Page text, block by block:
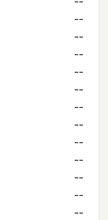
--
--
--
--
--
--
--
--
--
--
--
--